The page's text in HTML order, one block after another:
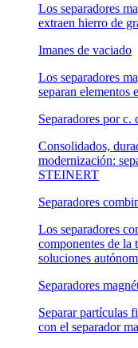
Los separadores
extraen hierro de
Imanes de vaciado
Los separadores
separan elementos
Separadores por c.
Consolidados,
modernización:
STEINERT
Separadores
Los separadores
componentes de la
soluciones
Separadores
Separar partículas
con el separador